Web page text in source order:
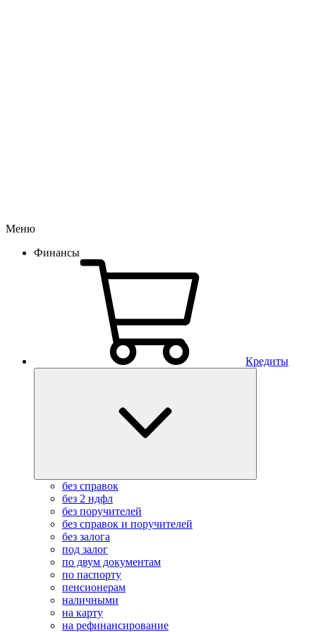
Меню
Финансы
Кредиты
без справок
без 2 ндфл
без поручителей
без справок и поручителей
без залога
под залог
по двум документам
по паспорту
пенсионерам
наличными
на карту
на рефинансирование